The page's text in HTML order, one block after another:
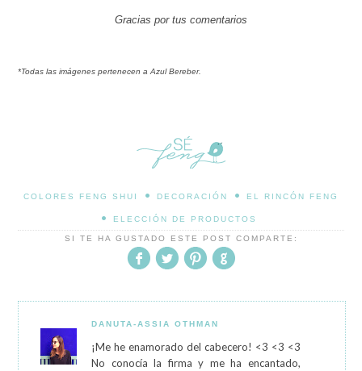
Gracias por tus comentarios
*Todas las imágenes pertenecen a Azul Bereber.
COLORES FENG SHUI • DECORACIÓN • EL RINCÓN FENG
• ELECCIÓN DE PRODUCTOS
SI TE HA GUSTADO ESTE POST COMPARTE:
DANUTA-ASSIA OTHMAN
¡Me he enamorado del cabecero! <3 <3 <3
No conocía la firma y me ha encantado,